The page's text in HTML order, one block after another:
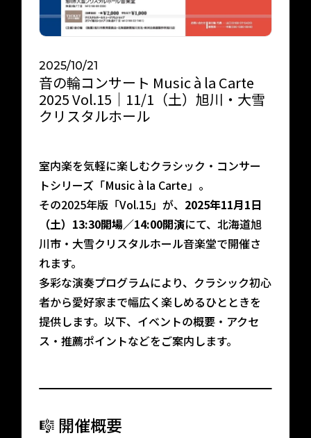
2025/10/21
音の輪コンサート Music à la Carte
2025 Vol.15｜11/1（土）旭川・大雪
クリスタルホール
室内楽を気軽に楽しむクラシック・コンサー
トシリーズ「Music à la Carte」。
その2025年版「Vol.15」が、 2025年11月1日
（土）13:30開場／14:00開演にて、北海道旭
川市・大雪クリスタルホール音楽堂で開催さ
れます。
多彩な演奏プログラムにより、クラシック初心
者から愛好家まで幅広く楽しめるひとときを
提供します。以下、イベントの概要・アクセ
ス・推薦ポイントなどをご案内します。
🎼 開催概要